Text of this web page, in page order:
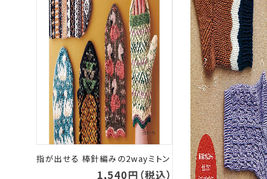
指が出せる 棒針編みの2wayミトン
1,540円（税込）